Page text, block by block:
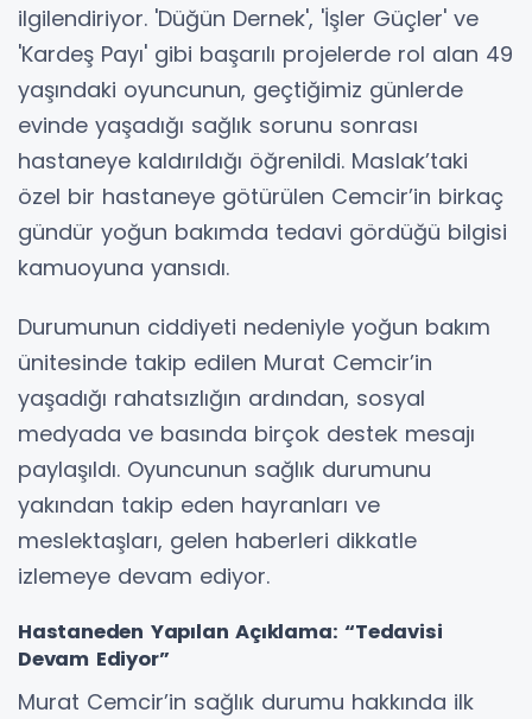
ilgilendiriyor. 'Düğün Dernek', 'İşler Güçler' ve
'Kardeş Payı' gibi başarılı projelerde rol alan 49
yaşındaki oyuncunun, geçtiğimiz günlerde
evinde yaşadığı sağlık sorunu sonrası
hastaneye kaldırıldığı öğrenildi. Maslak’taki
özel bir hastaneye götürülen Cemcir’in birkaç
gündür yoğun bakımda tedavi gördüğü bilgisi
kamuoyuna yansıdı.
Durumunun ciddiyeti nedeniyle yoğun bakım
ünitesinde takip edilen Murat Cemcir’in
yaşadığı rahatsızlığın ardından, sosyal
medyada ve basında birçok destek mesajı
paylaşıldı. Oyuncunun sağlık durumunu
yakından takip eden hayranları ve
meslektaşları, gelen haberleri dikkatle
izlemeye devam ediyor.
Hastaneden Yapılan Açıklama: “Tedavisi
Devam Ediyor”
Murat Cemcir’in sağlık durumu hakkında ilk